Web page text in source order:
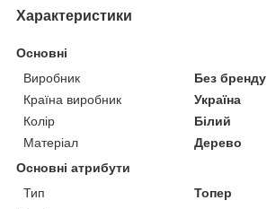
Характеристики
Основні
Виробник
Без бренду
Країна виробник
Україна
Колір
Білий
Матеріал
Дерево
Основні атрибути
Тип
Топер